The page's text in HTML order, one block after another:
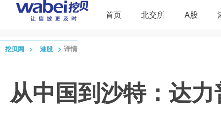
首页 北交所 A股
挖贝网 > 港股 > 详情
从中国到沙特：达